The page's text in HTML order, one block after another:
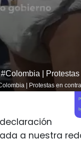
a nuestra